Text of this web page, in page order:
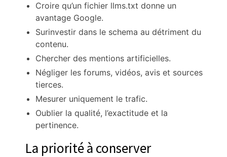
Croire qu’un fichier llms.txt donne un
avantage Google.
Surinvestir dans le schema au détriment du
contenu.
Chercher des mentions artificielles.
Négliger les forums, vidéos, avis et sources
tierces.
Mesurer uniquement le trafic.
Oublier la qualité, l’exactitude et la
pertinence.
La priorité à conserver